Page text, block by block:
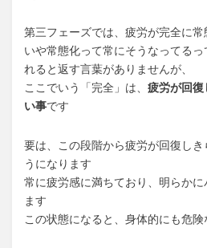
第三フェーズでは、疲労が完全に常
いや常態化って常にそうなってる
れると返す言葉がありませんが、
ここでいう「完全」は、 疲労が回復
い事です
要は、この段階から疲労が回復し
うになります
常に疲労感に満ちており、明らか
ます
この状態になると、身体的にも危